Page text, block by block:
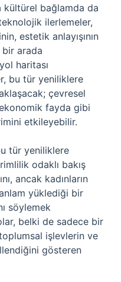
kültürel bağlamda da
ilerlemeler,
estetik anlayışının
bir arada
haritası
bu tür yeniliklere
çevresel
fayda gibi
etkileyebilir.
tür yeniliklere
odaklı bakış
ancak kadınların
yüklediği bir
söylemek
belki de sadece bir
işlevlerin ve
gösteren